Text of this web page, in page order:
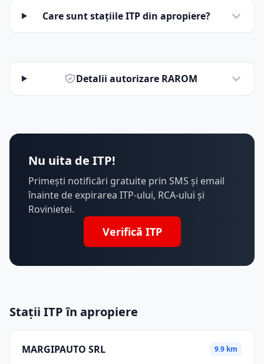
Care sunt stațiile ITP din apropiere?
Detalii autorizare RAROM
Nu uita de ITP!
Primești notificări gratuite prin SMS și email
înainte de expirarea ITP-ului, RCA-ului și
Rovinietei.
Verifică ITP
Stații ITP în apropiere
MARGIPAUTO SRL 9.9 km